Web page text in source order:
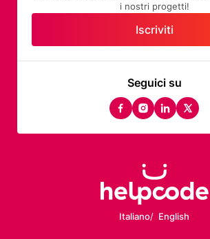
Seguici su
facebook
instagram
linkedin
twitter
i nostri progetti!
Iscriviti
Italiano English